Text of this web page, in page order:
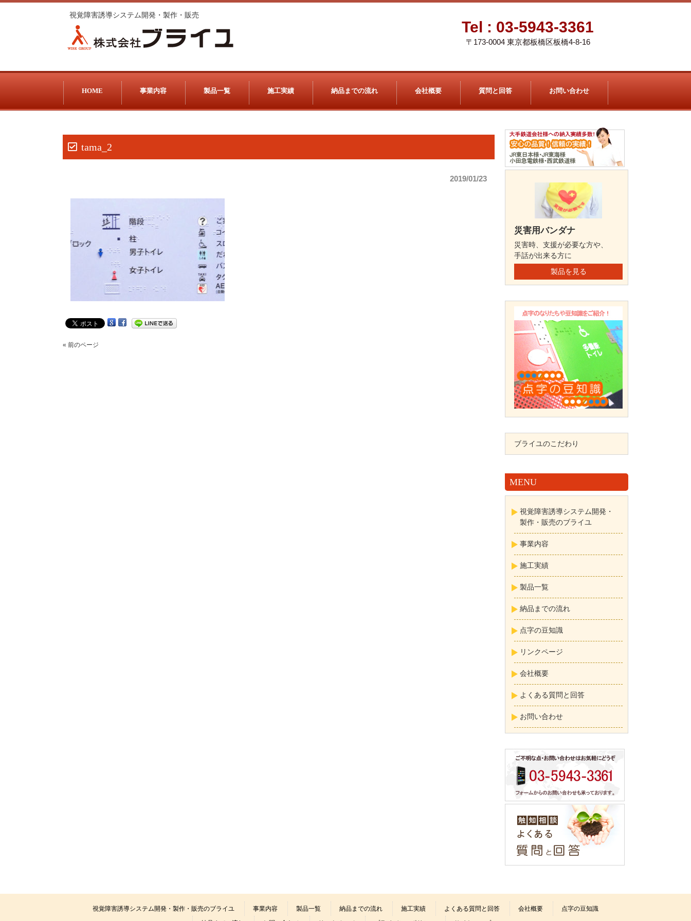
視覚障害誘導システム開発・製作・販売
Tel : 03-5943-3361
〒173-0004 東京都板橋区板橋4-8-16
HOME 事業内容 製品一覧 施工実績 納品までの流れ 会社概要 質問と回答 お問い合わせ
tama_2
2019/01/23
« 前のページ
災害用バンダナ
災害時、支援が必要な方や、
手話が出来る方に
製品を見る
ブライユのこだわり
MENU
視覚障害誘導システム開発・
製作・販売のブライユ
事業内容
施工実績
製品一覧
納品までの流れ
点字の豆知識
リンクページ
会社概要
よくある質問と回答
お問い合わせ
視覚障害誘導システム開発・製作・販売のブライユ 事業内容 製品一覧 納品までの流れ 施工実績 よくある質問と回答 会社概要
点字の豆知識